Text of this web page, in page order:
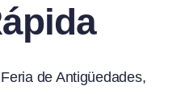
de Antigüedades,